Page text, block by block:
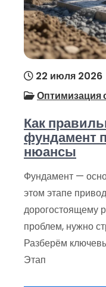
22 июля 2026
Оптимизация
Как
фундамент
нюансы
Фундамент —
этом этапе
дорогостоящему
проблем, нужно
Разберём
Этап